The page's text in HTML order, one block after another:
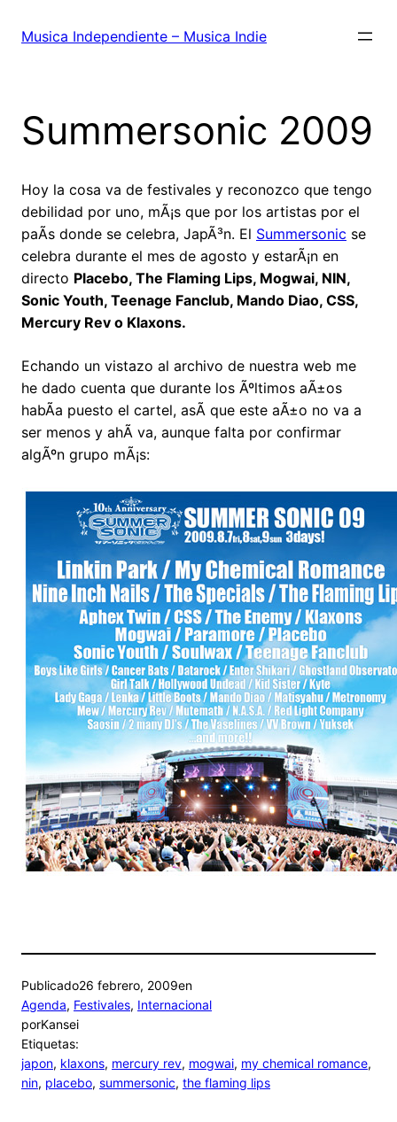
Musica Independiente – Musica Indie
Summersonic 2009
Hoy la cosa va de festivales y reconozco que tengo
debilidad por uno, mÃ¡s que por los artistas por el
paÃ­s donde se celebra, JapÃ³n. El Summersonic se
celebra durante el mes de agosto y estarÃ¡n en
directo Placebo, The Flaming Lips, Mogwai, NIN,
Sonic Youth, Teenage Fanclub, Mando Diao, CSS,
Mercury Rev o Klaxons.
Echando un vistazo al archivo de nuestra web me
he dado cuenta que durante los Ãºltimos aÃ±os
habÃ­a puesto el cartel, asÃ­ que este aÃ±o no va a
ser menos y ahÃ­ va, aunque falta por confirmar
algÃºn grupo mÃ¡s:
Publicado26 febrero, 2009en
Agenda, Festivales, Internacional
porKansei
Etiquetas:
japon, klaxons, mercury rev, mogwai, my chemical romance
nin, placebo, summersonic, the flaming lips